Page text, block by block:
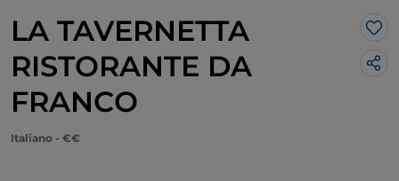
LA TAVERNETTA
RISTORANTE DA
FRANCO
Me
Italiano - €€